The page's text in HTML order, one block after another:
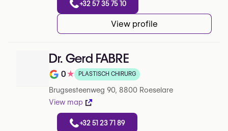
+32 57 35 75 10
View profile
Dr. Gerd FABRE
Note de 0 sur 5 sur Google
0★ PLASTISCH CHIRURG
Brugsesteenweg 90, 8800 Roeselare
View map
+32 51 23 71 89